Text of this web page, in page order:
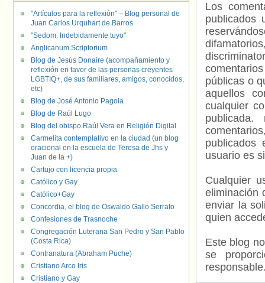
Los
publicados
públicas o
aquellos
cualquier
usuario es
Cualquier
eliminación
enviar la
quien
Este blog
se
"Artículos para la reflexión" – Blog personal de
Juan Carlos Urquhart de Barros.
"Sedom. Indebidamente tuyo"
Anglicanum Scriptorium
Blog de Jesús Donaire (acompañamiento y
reflexión en favor de las personas creyentes
LGBTIQ+, de sus familiares, amigos, conocidos,
etc)
Blog de José Antonio Pagola
Blog de Raúl Lugo
Blog del obispo Raúl Vera en Religión Digital
Carmelita contemplativo en la ciudad (un blog
oracional en la escuela de Teresa de Jhs y
Juan de la +)
Cartujo con licencia propia
Católico y Gay
Católico+Gay
Concordia, el blog de Oswaldo Gallo Serrato
Confesiones de Trasnoche
Congregación Luterana San Pedro y San Pablo
(Costa Rica)
Contranatura (Abraham Puche)
Cristiano Arco Iris
Cristiano y Gay